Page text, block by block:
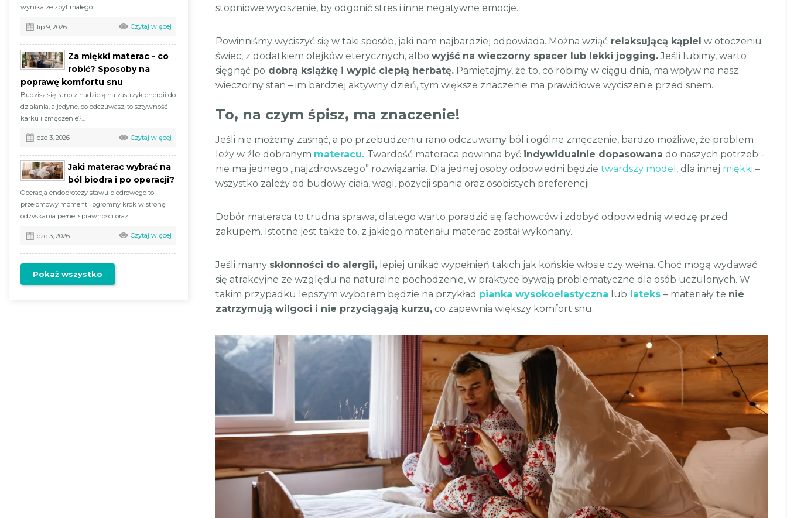
wynika ze zbyt małego...
lip 9, 2026 Czytaj więcej
Za miękki materac - co
robić? Sposoby na
poprawę komfortu snu
Budzisz się rano z nadzieją na zastrzyk energii do
działania, a jedyne, co odczuwasz, to sztywność
karku i zmęczenie?...
cze 3, 2026 Czytaj więcej
Jaki materac wybrać na
ból biodra i po operacji?
Operacja endoprotezy stawu biodrowego to
przełomowy moment i ogromny krok w stronę
odzyskania pełnej sprawności oraz...
cze 3, 2026 Czytaj więcej
Pokaż wszystko
stopniowe wyciszenie, by odgonić stres i inne negatywne emocje.
Powinniśmy wyciszyć się w taki sposób, jaki nam najbardziej odpowiada. Można wziąć relaksującą kąpiel w otoczeniu
świec, z dodatkiem olejków eterycznych, albo wyjść na wieczorny spacer lub lekki jogging.Jeśli lubimy, warto
sięgnąć po dobrą książkę i wypić ciepłą herbatę. Pamiętajmy, że to, co robimy w ciągu dnia, ma wpływ na nasz
wieczorny stan – im bardziej aktywny dzień, tym większe znaczenie ma prawidłowe wyciszenie przed snem.
To, na czym śpisz, ma znaczenie!
Jeśli nie możemy zasnąć, a po przebudzeniu rano odczuwamy ból i ogólne zmęczenie, bardzo możliwe, że problem
leży w źle dobranym materacu. Twardość materaca powinna być indywidualnie dopasowana do naszych potrzeb –
nie ma jednego „najzdrowszego” rozwiązania. Dla jednej osoby odpowiedni będzie twardszy model, dla innej miękki –
wszystko zależy od budowy ciała, wagi, pozycji spania oraz osobistych preferencji.
Dobór materaca to trudna sprawa, dlatego warto poradzić się fachowców i zdobyć odpowiednią wiedzę przed
zakupem. Istotne jest także to, z jakiego materiału materac został wykonany.
Jeśli mamy skłonności do alergii, lepiej unikać wypełnień takich jak końskie włosie czy wełna. Choć mogą wydawać
się atrakcyjne ze względu na naturalne pochodzenie, w praktyce bywają problematyczne dla osób uczulonych. W
takim przypadku lepszym wyborem będzie na przykład pianka wysokoelastyczna lub lateks – materiały te nie
zatrzymują wilgoci i nie przyciągają kurzu, co zapewnia większy komfort snu.